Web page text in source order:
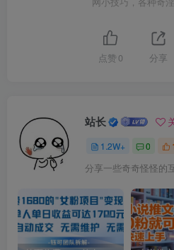
点赞 0 分享
站长
1.2W+ 0